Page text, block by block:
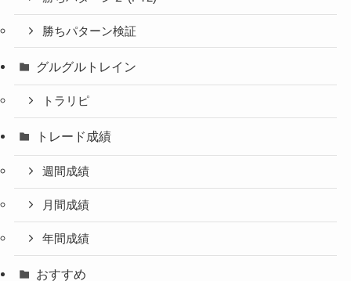
勝ちパターン検証
グルグルトレイン
トラリピ
トレード成績
週間成績
月間成績
年間成績
おすすめ